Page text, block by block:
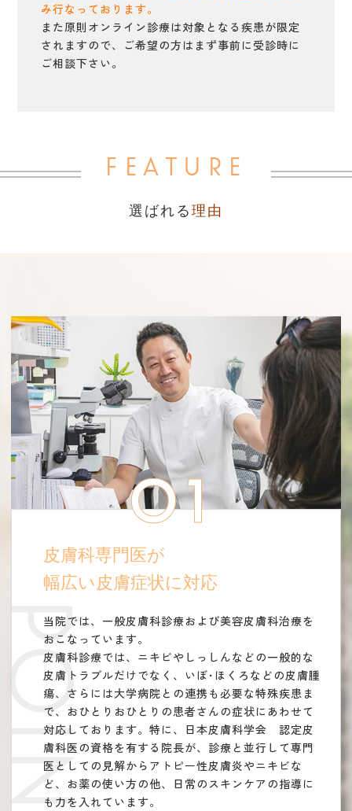
み行なっております。
また原則オンライン診療は対象となる疾患が限定
されますので、ご希望の方はまず事前に受診時に
ご相談下さい。
FEATURE
選ばれる 理由
01
皮膚科専門医が
幅広い皮膚症状に対応
当院では、一般皮膚科診療および美容皮膚科治療を
おこなっています。
皮膚科診療では、ニキビやしっしんなどの一般的な
皮膚トラブルだけでなく、いぼ･ほくろなどの皮膚腫
瘍、さらには大学病院との連携も必要な特殊疾患ま
で、おひとりおひとりの患者さんの症状にあわせて
対応しております。特に、日本皮膚科学会 認定皮
膚科医の資格を有する院長が、診療と並行して専門
医としての見解からアトピー性皮膚炎やニキビな
ど、お薬の使い方の他、日常のスキンケアの指導に
も力を入れています。